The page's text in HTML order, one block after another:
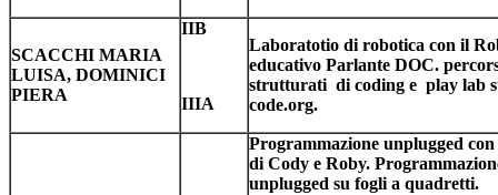
SCACCHI MARIA
LUISA, DOMINICI
PIERA
IIB
IIIA
Laboratotio di robotica con il
educativo Parlante DOC.
strutturati di coding e play lab
code.org.
Programmazione unplugged con
di Cody e Roby.
unplugged su fogli a quadretti.